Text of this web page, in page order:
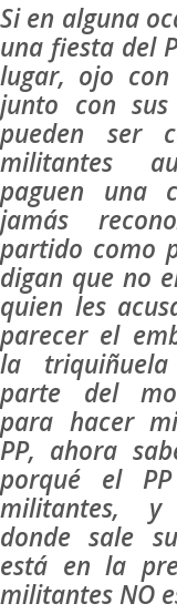
Si en alguna
una fiesta del
lugar, ojo
junto con sus
pueden ser
militantes
paguen una
jamás
partido como
digan que no
quien les
parecer el
la
parte del
para hacer
PP, ahora
porqué el
militantes,
donde sale
está en la
militantes NO